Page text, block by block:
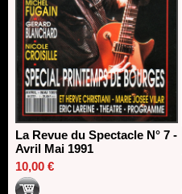
La Revue du Spectacle N° 7 -
Avril Mai 1991
10,00 €